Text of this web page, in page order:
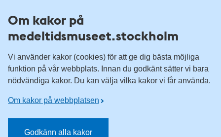
Om kakor på
medeltidsmuseet.stockholm
Vi använder kakor (cookies) för att ge dig bästa möjliga
funktion på vår webbplats. Innan du godkänt sätter vi bara
nödvändiga kakor. Du kan välja vilka kakor vi får använda.
Om kakor på webbplatsen
Godkänn alla kakor